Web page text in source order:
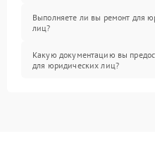
Выполняете ли вы ремонт для
лиц?
Какую документацию вы
для юридических лиц?